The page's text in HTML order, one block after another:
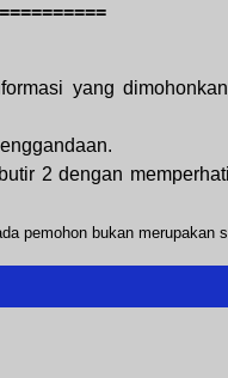
yang
2 dengan
pemohon bukan merupakan